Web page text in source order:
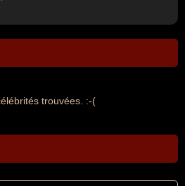
trouvées. :-(